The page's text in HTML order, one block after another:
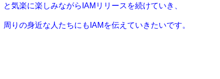
と気楽に楽しみながらIAMリリースを続けていき、
周りの身近な人たちに もIAMを伝えていきたいです。